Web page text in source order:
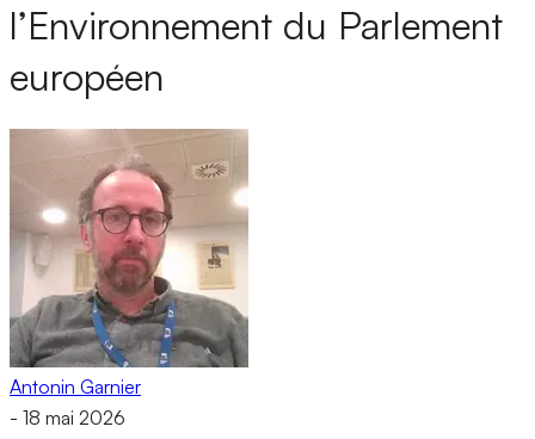
l’Environnement du Parlement
européen
Antonin Garnier
- 18 mai 2026